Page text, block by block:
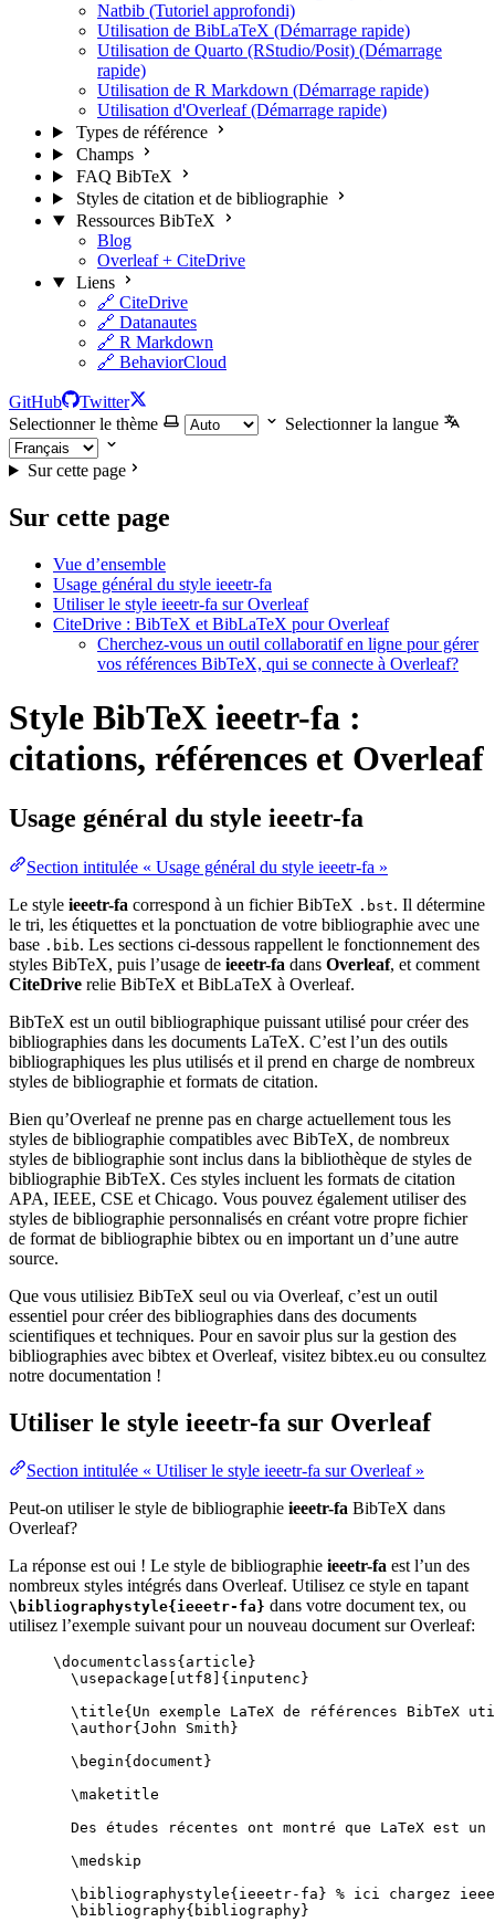
Natbib (Tutoriel approfondi)
Utilisation de BibLaTeX (Démarrage rapide)
Utilisation de Quarto (RStudio/Posit) (Démarrage
rapide)
Utilisation de R Markdown (Démarrage rapide)
Utilisation d'Overleaf (Démarrage rapide)
Types de référence
Champs
FAQ BibTeX
Styles de citation et de bibliographie
Ressources BibTeX
Blog
Overleaf + CiteDrive
Liens
🔗 CiteDrive
🔗 Datanautes
🔗 R Markdown
🔗 BehaviorCloud
GitHub
Twitter
Selectionner le thème
Selectionner la langue
Sur cette page
Sur cette page
Vue d’ensemble
Usage général du style ieeetr-fa
Utiliser le style ieeetr-fa sur Overleaf
CiteDrive : BibTeX et BibLaTeX pour Overleaf
Cherchez-vous un outil collaboratif en ligne pour gérer
vos références BibTeX, qui se connecte à Overleaf?
Style BibTeX ieeetr-fa :
citations, références et Overleaf
Usage général du style ieeetr-fa
Section intitulée « Usage général du style ieeetr-fa »
Le style ieeetr-fa correspond à un fichier BibTeX .bst. Il détermine
le tri, les étiquettes et la ponctuation de votre bibliographie avec une
base .bib. Les sections ci-dessous rappellent le fonctionnement des
styles BibTeX, puis l’usage de ieeetr-fa dans Overleaf, et comment
CiteDrive relie BibTeX et BibLaTeX à Overleaf.
BibTeX est un outil bibliographique puissant utilisé pour créer des
bibliographies dans les documents LaTeX. C’est l’un des outils
bibliographiques les plus utilisés et il prend en charge de nombreux
styles de bibliographie et formats de citation.
Bien qu’Overleaf ne prenne pas en charge actuellement tous les
styles de bibliographie compatibles avec BibTeX, de nombreux
styles de bibliographie sont inclus dans la bibliothèque de styles de
bibliographie BibTeX. Ces styles incluent les formats de citation
APA, IEEE, CSE et Chicago. Vous pouvez également utiliser des
styles de bibliographie personnalisés en créant votre propre fichier
de format de bibliographie bibtex ou en important un d’une autre
source.
Que vous utilisiez BibTeX seul ou via Overleaf, c’est un outil
essentiel pour créer des bibliographies dans des documents
scientifiques et techniques. Pour en savoir plus sur la gestion des
bibliographies avec bibtex et Overleaf, visitez bibtex.eu ou consultez
notre documentation !
Utiliser le style ieeetr-fa sur Overleaf
Section intitulée « Utiliser le style ieeetr-fa sur Overleaf »
Peut-on utiliser le style de bibliographie ieeetr-fa BibTeX dans
Overleaf?
La réponse est oui ! Le style de bibliographie ieeetr-fa est l’un des
nombreux styles intégrés dans Overleaf. Utilisez ce style en tapant
\bibliographystyle{ieeetr-fa} dans votre document tex, ou
utilisez l’exemple suivant pour un nouveau document sur Overleaf:
\documentclass{ article }
\usepackage
utf8 ]{ inputenc }
\title{Un exemple LaTeX de références
\author{John Smith}
\begin{ document }
\maketitle
Des études récentes ont montré que LaTeX est
\medskip
\bibliographystyle{ieeetr-fa} % ici chargez
\bibliography{bibliography}